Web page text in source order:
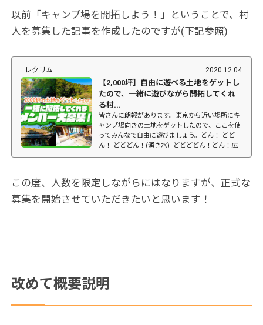
以前「キャンプ場を開拓しよう！」ということで、村
人を募集した記事を作成したのですが(下記参照)
レクリム 2020.12.04
【2,000坪】自由に遊べる土地をゲットし
たので、一緒に遊びながら開拓してくれ
る村...
皆さんに朗報があります。東京から近い場所にキ
ャンプ場向きの土地をゲットしたので、ここを使
ってみんなで自由に遊びましょう。どん！ どど
ん！ どどどん！(湧き水) どどどどん！どん！広
さは約2,000坪！古民家（ほぼ廃墟）付き、電
この度、人数を限定しながらにはなりますが、正式な
募集を開始させていただきたいと思います！
改めて概要説明